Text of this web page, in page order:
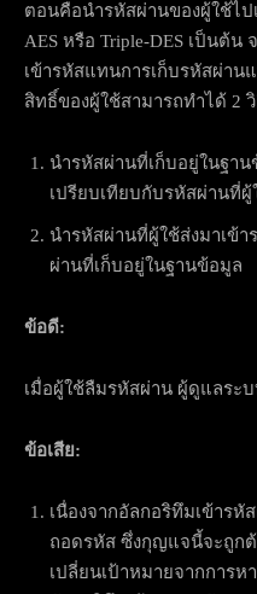
ตอนคือนำรหัสผ่านของผู้ใช้ไป
AES หรือ Triple-DES เป็นต้
เข้ารหัสแทนการเก็บรหัสผ่าน
สิทธิ์ของผู้ใช้สามารถทำได้ 2
นำรหัสผ่านที่เก็บอยู่ในฐา
เปรียบเทียบกับรหัสผ่านที่ผู้
นำรหัสผ่านที่ผู้ใช้ส่งมาเข้
ผ่านที่เก็บอยู่ในฐานข้อมูล
ข้อดี:
เมื่อผู้ใช้ลืมรหัสผ่าน ผู้ดูแลระ
ข้อเสีย:
เนื่องจากอัลกอริทึมเข้ารหั
ถอดรหัส ซึ่งกุญแจนี้จะถูกต้
เปลี่ยนเป้าหมายจากการ